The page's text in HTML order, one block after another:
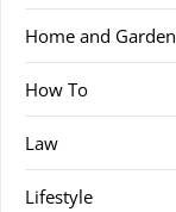
Home and Garden
How To
Law
Lifestyle